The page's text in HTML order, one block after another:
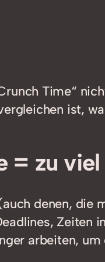
Time“
ist,
= zu
denen, die
arbeiten,